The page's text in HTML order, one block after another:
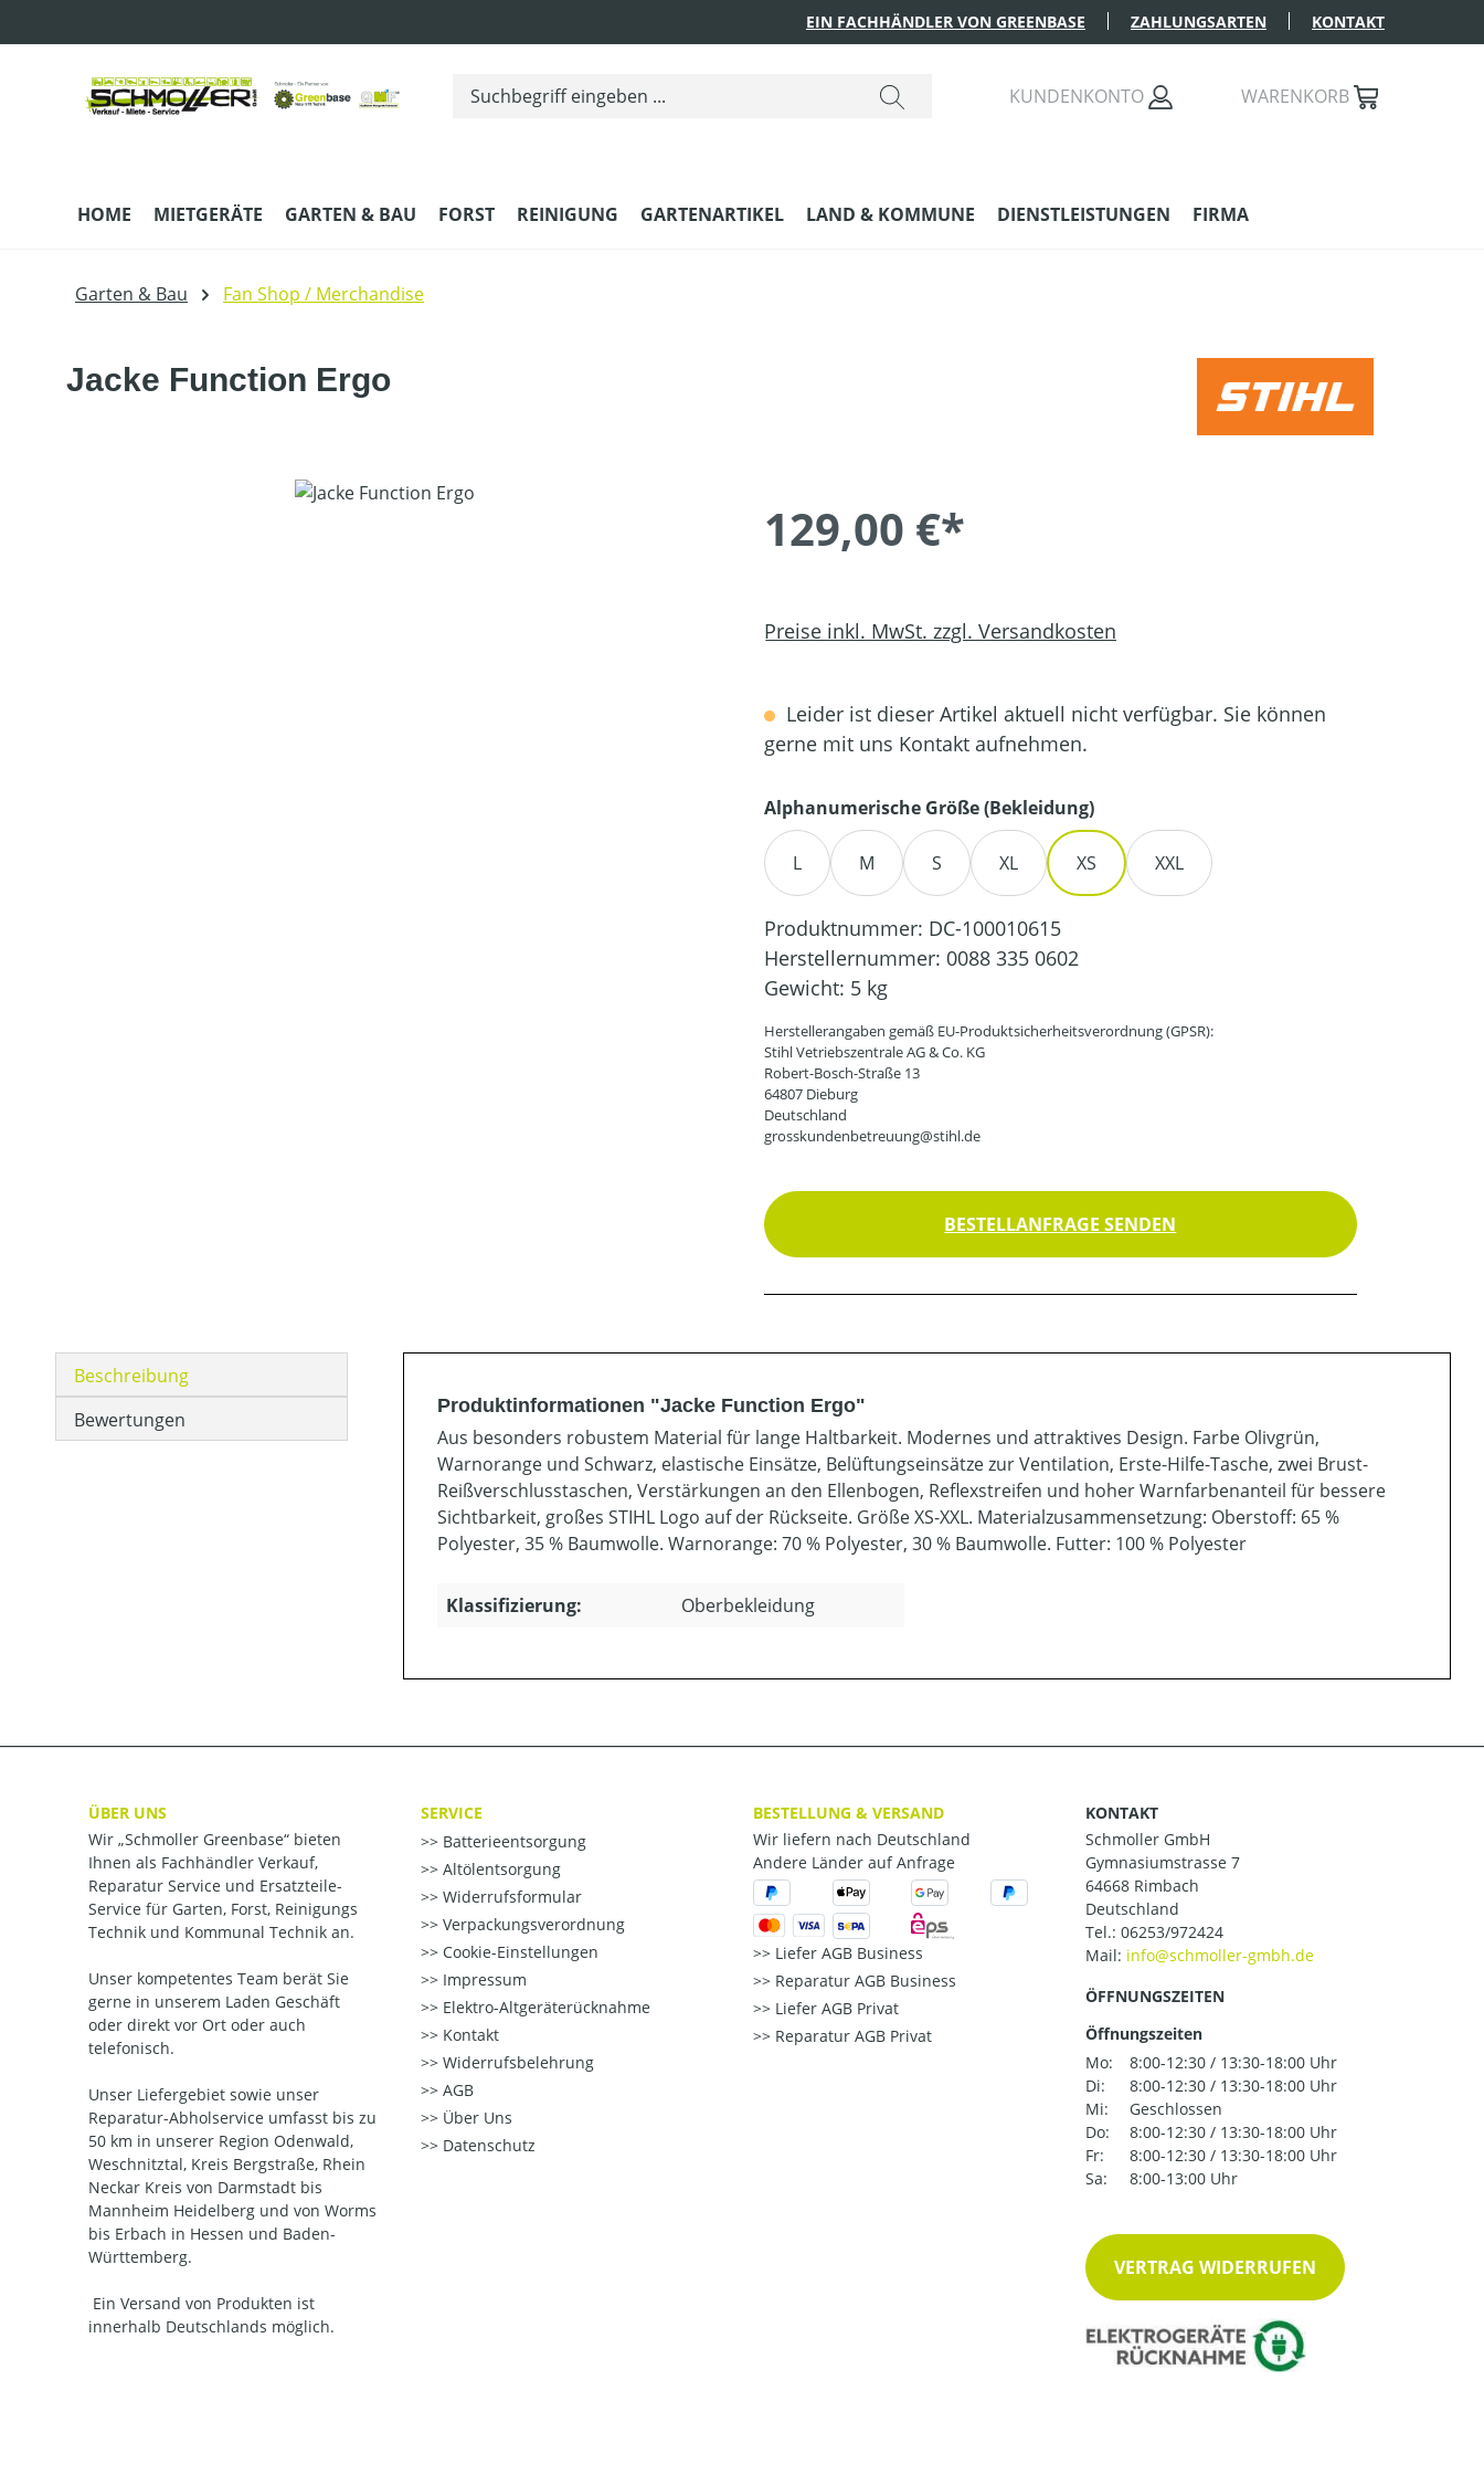
EIN FACHHÄNDLER VON GREENBASE ZAHLUNGSARTEN KONTAKT
KUNDENKONTO WARENKORB
HOME MIETGERÄTE GARTEN & BAU FORST REINIGUNG GARTENARTIKEL LAND & KOMMUNE DIENSTLEISTUNGEN FIRMA
Garten & Bau Fan Shop / Merchandise
Jacke Function Ergo
129,00 €*
Preise inkl. MwSt. zzgl. Versandkosten
Leider ist dieser Artikel aktuell nicht verfügbar. Sie können
gerne mit uns Kontakt aufnehmen.
Alphanumerische Größe (Bekleidung)auswählen
L M S XL XS XXL
Produktnummer: DC-100010615
Herstellernummer: 0088 335 0602
Gewicht: 5 kg
Herstellerangaben gemäß EU-Produktsicherheitsverordnung (GPSR):
Stihl Vetriebszentrale AG & Co. KG
Robert-Bosch-Straße 13
64807 Dieburg
Deutschland
grosskundenbetreuung@stihl.de
BESTELLANFRAGE SENDEN
Beschreibung
Bewertungen
Produktinformationen "Jacke Function Ergo"
Aus besonders robustem Material für lange Haltbarkeit. Modernes und attraktives Design. Farbe Olivgrün,
Warnorange und Schwarz, elastische Einsätze, Belüftungseinsätze zur Ventilation, Erste-Hilfe-Tasche, zwei Brust-
Reißverschlusstaschen, Verstärkungen an den Ellenbogen, Reflexstreifen und hoher Warnfarbenanteil für bessere
Sichtbarkeit, großes STIHL Logo auf der Rückseite. Größe XS-XXL. Materialzusammensetzung: Oberstoff: 65 %
Polyester, 35 % Baumwolle. Warnorange: 70 % Polyester, 30 % Baumwolle. Futter: 100 % Polyester
Klassifizierung: Oberbekleidung
ÜBER UNS
Wir „Schmoller Greenbase“ bieten
Ihnen als Fachhändler Verkauf,
Reparatur Service und Ersatzteile-
Service für Garten, Forst, Reinigungs
Technik und Kommunal Technik an.
Unser kompetentes Team berät Sie
gerne in unserem Laden Geschäft
oder direkt vor Ort oder auch
telefonisch.
Unser Liefergebiet sowie unser
Reparatur-Abholservice umfasst bis zu
50 km in unserer Region Odenwald,
Weschnitztal, Kreis Bergstraße, Rhein
Neckar Kreis von Darmstadt bis
Mannheim Heidelberg und von Worms
bis Erbach in Hessen und Baden-
Württemberg.
Ein Versand von Produkten ist
innerhalb Deutschlands möglich.
SERVICE
Batterieentsorgung
Altölentsorgung
Widerrufsformular
Verpackungsverordnung
Cookie-Einstellungen
Impressum
Elektro-Altgeräterücknahme
Kontakt
Widerrufsbelehrung
AGB
Über Uns
Datenschutz
BESTELLUNG & VERSAND
Wir liefern nach Deutschland
Andere Länder auf Anfrage
Liefer AGB Business
Reparatur AGB Business
Liefer AGB Privat
Reparatur AGB Privat
KONTAKT
Schmoller GmbH
Gymnasiumstrasse 7
64668 Rimbach
Deutschland
Tel.: 06253/972424
Mail:
ÖFFNUNGSZEITEN
Öffnungszeiten
Mo:
8:00-12:30 / 13:30-18:00 Uhr
Di:
8:00-12:30 / 13:30-18:00 Uhr
Mi:
Geschlossen
Do:
8:00-12:30 / 13:30-18:00 Uhr
Fr:
8:00-12:30 / 13:30-18:00 Uhr
Sa:
8:00-13:00 Uhr
VERTRAG WIDERRUFEN